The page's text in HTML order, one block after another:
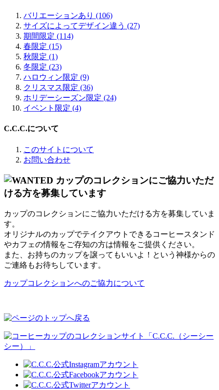
バリエーションあり (106)
サイズによってデザイン違う (27)
期間限定 (114)
春限定 (15)
秋限定 (1)
冬限定 (23)
ハロウィン限定 (9)
クリスマス限定 (36)
ホリデーシーズン限定 (24)
イベント限定 (4)
C.C.C.について
このサイトについて
お問い合わせ
カップのコレクションにご協力いただける方を募集していま
す。
オリジナルのカップでテイクアウトできるコーヒースタンド
やカフェの情報をご存知の方は情報をご提供ください。
また、お持ちのカップを譲ってもいいよ！という神様からの
ご連絡もお待ちしています。
カップコレクションへのご協力について